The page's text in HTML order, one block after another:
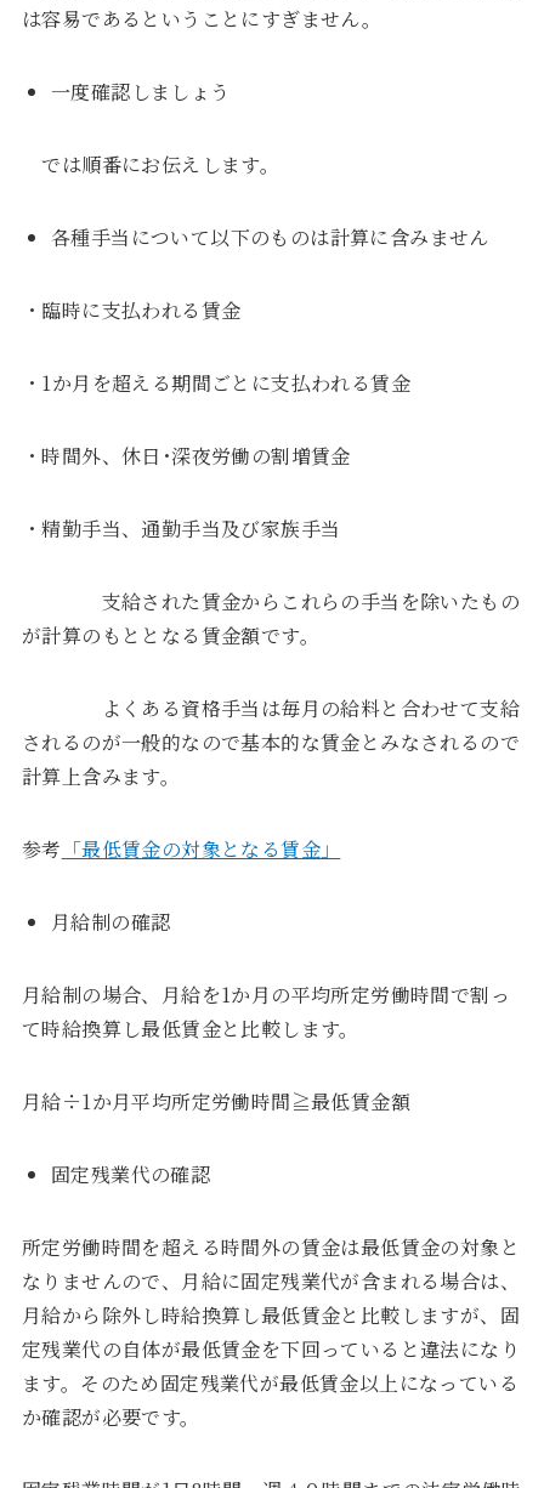
は容易であるということにすぎません。
一度確認しましょう
では順番にお伝えします。
各種手当について以下のものは計算に含みません
・臨時に支払われる賃金
・1か月を超える期間ごとに支払われる賃金
・時間外、休日･深夜労働の割増賃金
・精勤手当、通勤手当及び家族手当
支給された賃金からこれらの手当を除いたもの
が計算のもととなる賃金額です。
よくある資格手当は毎月の給料と合わせて支給
されるのが一般的なので基本的な賃金とみなされるので
計算上含みます。
参考 「最低賃金の対象となる賃金」
月給制の確認
月給制の場合、月給を1か月の平均所定労働時間で割っ
て時給換算し最低賃金と比較します。
月給÷1か月平均所定労働時間≧最低賃金額
固定残業代の確認
所定労働時間を超える時間外の賃金は最低賃金の対象と
なりませんので、月給に固定残業代が含まれる場合は、
月給から除外し時給換算し最低賃金と比較しますが、固
定残業代の自体が最低賃金を下回っていると違法になり
ます。そのため固定残業代が最低賃金以上になっている
か確認が必要です。